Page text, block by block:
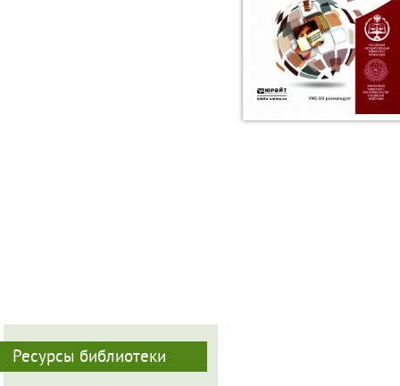
Ресурсы библиотеки